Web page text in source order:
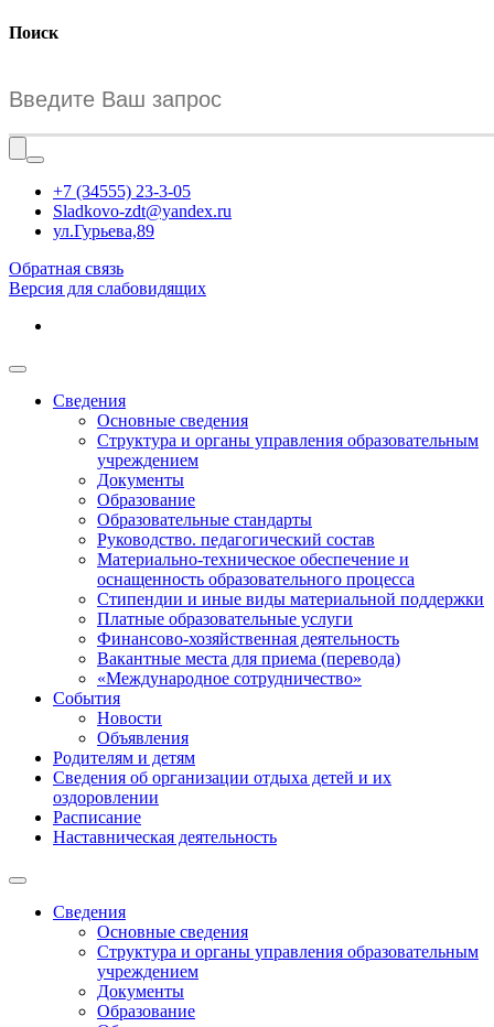
Поиск
+7 (34555) 23-3-05
Sladkovo-zdt@yandex.ru
ул.Гурьева,89
Обратная связь
Версия для слабовидящих
Сведения
Основные сведения
Структура и органы управления образовательным
учреждением
Документы
Образование
Образовательные стандарты
Руководство. педагогический состав
Материально-техническое обеспечение и
оснащенность образовательного процесса
Стипендии и иные виды материальной поддержки
Платные образовательные услуги
Финансово-хозяйственная деятельность
Вакантные места для приема (перевода)
«Международное сотрудничество»
События
Новости
Объявления
Родителям и детям
Сведения об организации отдыха детей и их
оздоровлении
Расписание
Наставническая деятельность
Сведения
Основные сведения
Структура и органы управления образовательным
учреждением
Документы
Образование